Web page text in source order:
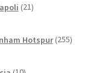
21izdelkov
Hotspur 255